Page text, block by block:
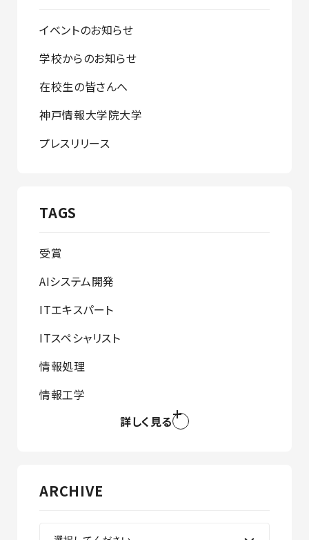
イベントのお知らせ
学校からのお知らせ
在校生の皆さんへ
神戸情報大学院大学
プレスリリース
TAGS
受賞
AIシステム開発
ITエキスパート
ITスペシャリスト
情報処理
情報工学
詳しく見る
ARCHIVE